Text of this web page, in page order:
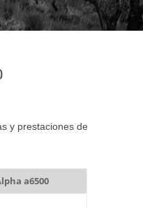
y prestaciones de
a6500